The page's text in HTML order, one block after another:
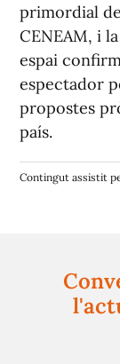
primordial
CENEAM, i
espai
espectador
propostes
país.
Contingut assistit